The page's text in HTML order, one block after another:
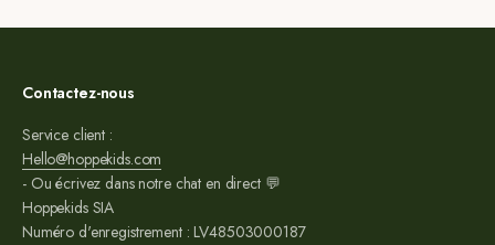
Contactez-nous
Service client :
Hello@hoppekids.com
- Ou écrivez dans notre chat en direct 💬
Hoppekids SIA
Numéro d'enregistrement : LV48503000187